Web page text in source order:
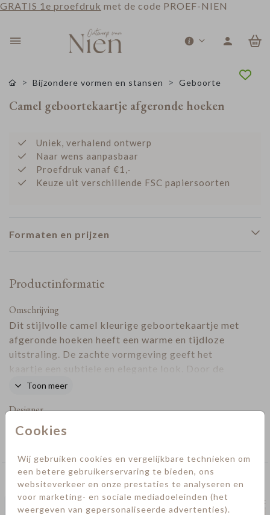
GRATIS 1e proefdruk met de code PROEF-NIEN
Cookies
Wij gebruiken cookies en vergelijkbare technieken om
een betere gebruikerservaring te bieden, ons
websiteverkeer en onze prestaties te analyseren en
voor marketing- en sociale mediadoeleinden (het
weergeven van gepersonaliseerde advertenties).
Bijzondere vormen en stansen Geboorte
Camel geboortekaartje afgeronde hoeken
Uniek, verhalend ontwerp
Naar wens aanpasbaar
Proefdruk vanaf €1,-
Keuze uit verschillende FSC papiersoorten
Formaten en prijzen
Productinformatie
Omschrijving
Dit stijlvolle camel kleurige geboortekaartje met
afgeronde hoeken heeft een warme en tijdloze
uitstraling. De zachte vormgeving geeft het
kaartje een subtiele en elegante look. Door de
stoere typografie en kleuren is het kaartje erg leuk
Toon meer
Designer
Collectie
Deze kaarten vind je misschien ook leuk
save